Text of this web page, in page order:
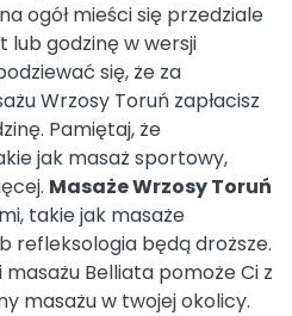
ogół mieści się przedziale
lub godzinę w wersji
się, że za
Wrzosy Toruń zapłacisz
Pamiętaj, że
jak masaż sportowy,
Masaże Wrzosy Toruń
takie jak masaże
refleksologia będą droższe.
Belliata pomoże Ci z
masażu w twojej okolicy.